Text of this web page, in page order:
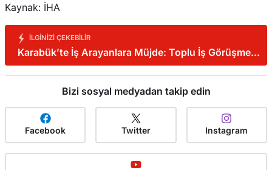
Kaynak: İHA
İLGINIZI ÇEKEBILIR
Karabük’te İş Arayanlara Müjde: Toplu İş Görüşmesi
Yapılacak!
Bizi sosyal medyadan takip edin
Facebook Twitter Instagram